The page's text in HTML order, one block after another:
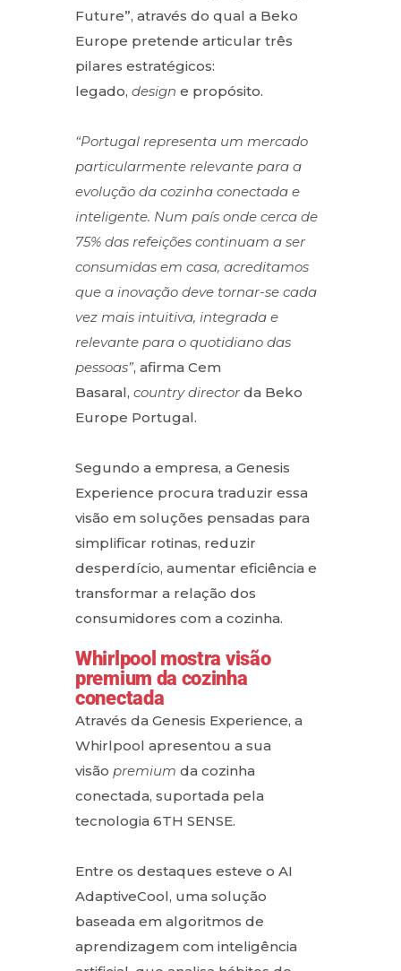
Future”, através do qual a Beko
Europe pretende articular três
pilares estratégicos:
legado, design e propósito.
“Portugal representa um mercado
particularmente relevante para a
evolução da cozinha conectada e
inteligente. Num país onde cerca de
75% das refeições continuam a ser
consumidas em casa, acreditamos
que a inovação deve tornar-se cada
vez mais intuitiva, integrada e
relevante para o quotidiano das
pessoas”, afirma Cem
Basaral, country directorda Beko
Europe Portugal.
Segundo a empresa, a Genesis
Experience procura traduzir essa
visão em soluções pensadas para
simplificar rotinas, reduzir
desperdício, aumentar eficiência e
transformar a relação dos
consumidores com a cozinha.
Whirlpool mostra visão
premium da cozinha
conectada
Através da Genesis Experience, a
Whirlpool apresentou a sua
visão premium da cozinha
conectada, suportada pela
tecnologia 6TH SENSE.
Entre os destaques esteve o AI
AdaptiveCool, uma solução
baseada em algoritmos de
aprendizagem com inteligência